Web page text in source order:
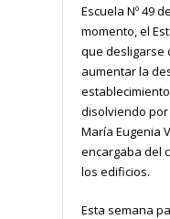
Escuela Nº 49
momento, el
que desligarse
aumentar la
disolviendo
María Eugenia
encargaba del
los edificios.
Esta semana